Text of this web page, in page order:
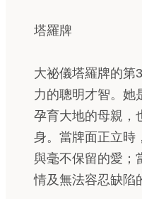
塔羅牌
大祕儀塔羅牌的第
力的聰明才智。她
孕育大地的母親，
身。當牌面正立時
與毫不保留的愛；
情及無法容忍缺陷